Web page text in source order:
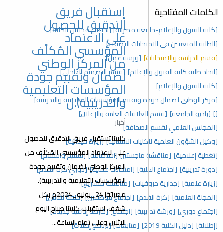
الكلمات المفتاحية
[كلية الفنون والإعلام-جامعة مصراتة][اجتماع مجلس الكلية]
[الطلبة المتغيبين في الامتحانات النصفية]
[قسم الدراسة والإمتحانات] [ورشة عمل]
[اتحاد طلبة كلية الفنون والإعلام] [قسم التصميم الداخلي]
[كلية الفنون والإعلام]
[مركز الوطني لضمان جودة وتقييم المؤسسات التعليمية والتدريبية]
[] [راديو الجامعة] [قسم العلاقات العامة والإعلان]
[المجلس العلمي لقسم الصحافة]
[وكيل الشؤون العلمية للكليات الانسانية][زيارة ميدانية]
[تغطية إعلامية] [مناقشة ماجستير][استضافة][تسليم واستلام]
[دورة تدريبية] [اجتماع الكلية] [امتحانات عملية] [دوري كرة القدم]
[زيارة علمية] [جدارية حروفيات] [مناقشة مشاريع]
[المجلة العلمية] [كرة القدم] [اجتماع موظفين][حلقة نقاش]
[اجتماع دوري] [ورشة تدريبية] [اجتماع][خارطة إذاعية جديدة]
[إطلالة] [دليل الكلية 2019] [متابعات][برنامج إطلالة]
إستقبال فريق
التدقيق للحصول
على الاعتماد
المؤسسي المُكلًَف
من المركز الوطني
لضمان وتقييم جودة
المؤسسات التعليمية
والتدريبية).ل
أخبار
كليتنا تستقبل فريق التدقيق للحصول
على الاعتماد المؤسسي المُكلًَف من
المركز الوطني لضمان وتقييم جودة
المؤسسات التعليمية والتدريبية).
مصراتة| 24_يونيو_2024م بكل
شغف، استقبلت كليتنا صباح اليوم
الاثنين وعلى تمام الساعة...